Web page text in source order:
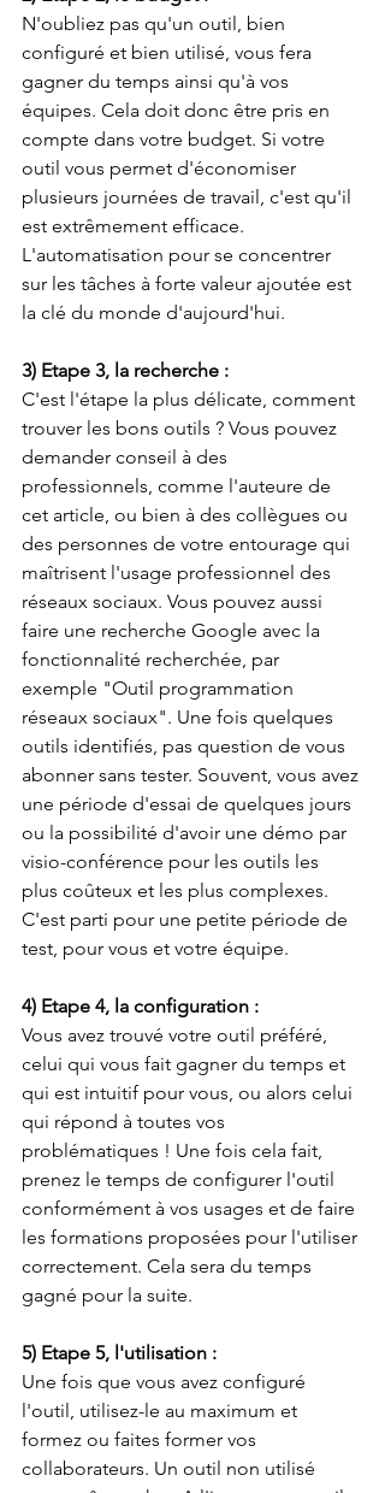
N'oubliez pas qu'un outil, bien
configuré et bien utilisé, vous fera
gagner du temps ainsi qu'à vos
équipes. Cela doit donc être pris en
compte dans votre budget. Si votre
outil vous permet d'économiser
plusieurs journées de travail, c'est qu'il
est extrêmement efficace.
L'automatisation pour se concentrer
sur les tâches à forte valeur ajoutée est
la clé du monde d'aujourd'hui.
3) Etape 3, la recherche :
C'est l'étape la plus délicate, comment
trouver les bons outils ? Vous pouvez
demander conseil à des
professionnels, comme l'auteure de
cet article, ou bien à des collègues ou
des personnes de votre entourage qui
maîtrisent l'usage professionnel des
réseaux sociaux. Vous pouvez aussi
faire une recherche Google avec la
fonctionnalité recherchée, par
exemple "Outil programmation
réseaux sociaux". Une fois quelques
outils identifiés, pas question de vous
abonner sans tester. Souvent, vous avez
une période d'essai de quelques jours
ou la possibilité d'avoir une démo par
visio-conférence pour les outils les
plus coûteux et les plus complexes.
C'est parti pour une petite période de
test, pour vous et votre équipe.
4) Etape 4, la configuration :
Vous avez trouvé votre outil préféré,
celui qui vous fait gagner du temps et
qui est intuitif pour vous, ou alors celui
qui répond à toutes vos
problématiques ! Une fois cela fait,
prenez le temps de configurer l'outil
conformément à vos usages et de faire
les formations proposées pour l'utiliser
correctement. Cela sera du temps
gagné pour la suite.
5) Etape 5, l'utilisation :
Une fois que vous avez configuré
l'outil, utilisez-le au maximum et
formez ou faites former vos
collaborateurs. Un outil non utilisé